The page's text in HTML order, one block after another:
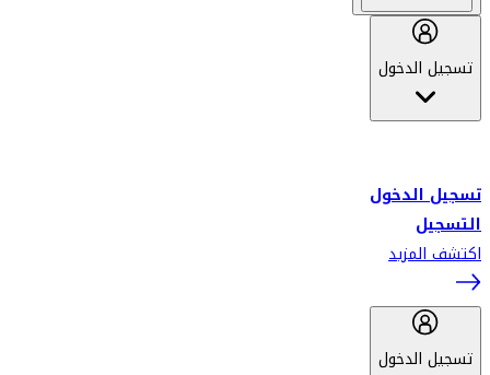
تسجيل الدخول
تسجيل الدخول
التسجيل
اكتشف المزيد
تسجيل الدخول